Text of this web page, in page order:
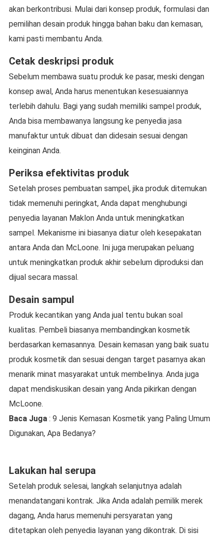
akan berkontribusi. Mulai dari konsep produk, formulasi dan
pemilihan desain produk hingga bahan baku dan kemasan,
kami pasti membantu Anda.
Cetak deskripsi produk
Sebelum membawa suatu produk ke pasar, meski dengan
konsep awal, Anda harus menentukan kesesuaiannya
terlebih dahulu. Bagi yang sudah memiliki sampel produk,
Anda bisa membawanya langsung ke penyedia jasa
manufaktur untuk dibuat dan didesain sesuai dengan
keinginan Anda.
Periksa efektivitas produk
Setelah proses pembuatan sampel, jika produk ditemukan
tidak memenuhi peringkat, Anda dapat menghubungi
penyedia layanan Maklon Anda untuk meningkatkan
sampel. Mekanisme ini biasanya diatur oleh kesepakatan
antara Anda dan McLoone. Ini juga merupakan peluang
untuk meningkatkan produk akhir sebelum diproduksi dan
dijual secara massal.
Desain sampul
Produk kecantikan yang Anda jual tentu bukan soal
kualitas. Pembeli biasanya membandingkan kosmetik
berdasarkan kemasannya. Desain kemasan yang baik suatu
produk kosmetik dan sesuai dengan target pasarnya akan
menarik minat masyarakat untuk membelinya. Anda juga
dapat mendiskusikan desain yang Anda pikirkan dengan
McLoone.
Baca Juga: 9 Jenis Kemasan Kosmetik yang Paling Umum
Digunakan, Apa Bedanya?
Lakukan hal serupa
Setelah produk selesai, langkah selanjutnya adalah
menandatangani kontrak. Jika Anda adalah pemilik merek
dagang, Anda harus memenuhi persyaratan yang
ditetapkan oleh penyedia layanan yang dikontrak. Di sisi